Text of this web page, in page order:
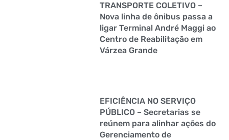
TRANSPORTE COLETIVO –
Nova linha de ônibus passa a
ligar Terminal André Maggi ao
Centro de Reabilitação em
Várzea Grande
EFICIÊNCIA NO SERVIÇO
PÚBLICO – Secretarias se
reúnem para alinhar ações do
Gerenciamento de